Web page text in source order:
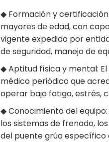
◆ Formación y
mayores de edad, con
vigente expedido por
de seguridad, manejo de
◆ Aptitud física y mental:
médico periódico que
operar bajo fatiga, estrés,
◆ Conocimiento del
los sistemas de frenado,
del puente grúa específico